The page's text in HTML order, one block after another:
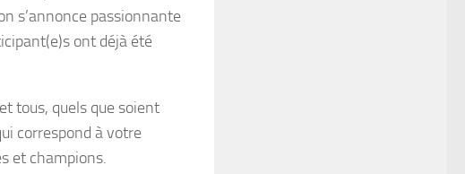
s’annonce passionnante
ont déjà été
tous, quels que soient
correspond à votre
et champions.